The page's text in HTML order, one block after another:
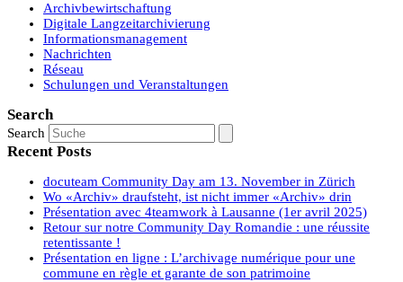
Archivbewirtschaftung
Digitale Langzeitarchivierung
Informationsmanagement
Nachrichten
Réseau
Schulungen und Veranstaltungen
Search
Search
Recent Posts
docuteam Community Day am 13. November in Zürich
Wo «Archiv» draufsteht, ist nicht immer «Archiv» drin
Présentation avec 4teamwork à Lausanne (1er avril 2025)
Retour sur notre Community Day Romandie : une réussite
retentissante !
Présentation en ligne : L’archivage numérique pour une
commune en règle et garante de son patrimoine